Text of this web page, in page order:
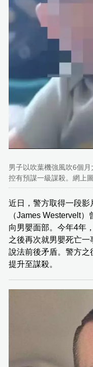
男子以吹葉機強風吹6個
控有預謀一級謀殺。網上
近日，警方取得一段
（James Westervelt
向男嬰面部。今年4年
之後再次就男嬰死亡
說法前後矛盾。警方
提升至謀殺。